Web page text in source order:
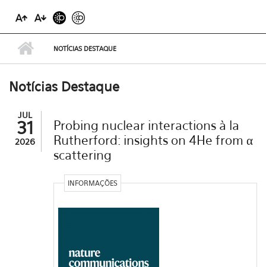
NOTÍCIAS DESTAQUE
Notícias Destaque
JUL
31
2026
Probing nuclear interactions à la
Rutherford: insights on 4He from α
scattering
INFORMAÇÕES